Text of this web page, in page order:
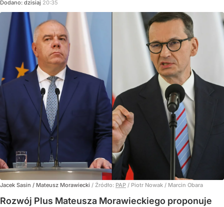
Dodano: dzisiaj 20:35
Jacek Sasin / Mateusz Morawiecki / Źródło: PAP / Piotr Nowak / Marcin Obara
Rozwój Plus Mateusza Morawieckiego proponuje